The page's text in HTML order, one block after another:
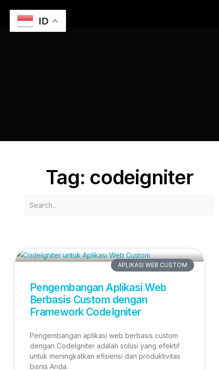
Tag: codeigniter
APLIKASI WEB CUSTOM
Pengembangan Aplikasi Web
Berbasis Custom dengan
Framework CodeIgniter
Pengembangan aplikasi web berbasis custom
dengan CodeIgniter adalah solusi yang efektif
untuk meningkatkan efisiensi dan produktivitas
bisnis Anda.
ID